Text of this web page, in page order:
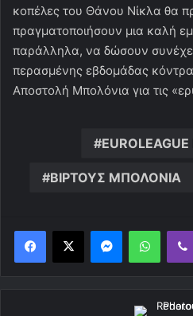
κοπέλες του Θάνου Νίκλα θα
πραγματοποιήσουν μια καλή
παράλληλα, να δώσουν
περασμένης εβδομάδας
Αποστολή Μπολόνια για τις
ΒΙΡΤΟΥΣ ΜΠΟΛΟΝΙΑ
Messenger